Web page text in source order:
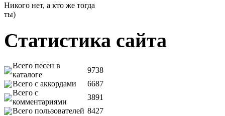
Никого нет, а кто же тогда
ты)
Статистика сайта
Всего песен в
каталоге
9738
Всего с аккордами
6687
Всего с
комментариями
3891
Всего пользователей 8427